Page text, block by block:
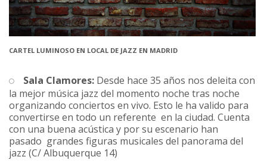
CARTEL LUMINOSO EN LOCAL DE JAZZ EN MADRID
Sala Clamores: Desde hace 35 años nos deleita con
la mejor música jazz del momento noche tras noche
organizando conciertos en vivo. Esto le ha valido para
convertirse en todo un referente en la ciudad. Cuenta
con una buena acústica y por su escenario han
pasado grandes figuras musicales del panorama del
jazz (C/ Albuquerque 14)